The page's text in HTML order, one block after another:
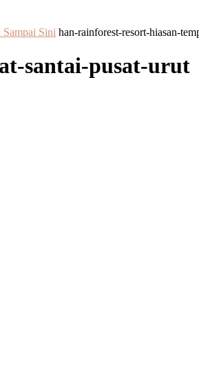
Sini han-rainforest-resort-hiasan-
santai-pusat-urut